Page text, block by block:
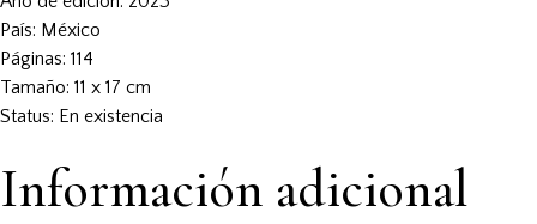
País: México
Páginas: 114
Tamaño: 11 x 17 cm
Status: En existencia
Información adicional